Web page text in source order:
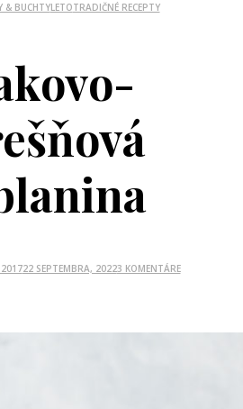
& BUCHTYLETOTRADIČNÉ RECEPTY
22 SEPTEMBRA, 20223 KOMENTÁRE